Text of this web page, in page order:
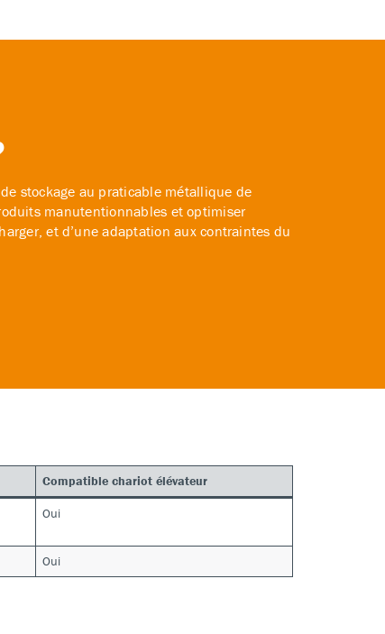
stockage au praticable métallique de
manutentionnables et optimiser
et d’une adaptation aux contraintes du
Compatible chariot élévateur
Oui
Oui